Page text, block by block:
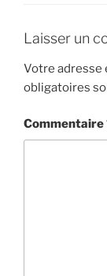
Laisser un
Votre adresse
obligatoires
Commentaire